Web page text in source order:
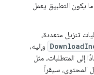
يكون التطبيق يعمل
تنزيل متعددة،
وإليه،
إلى المتطلبات، مثل
المحتوى، سيقرأ